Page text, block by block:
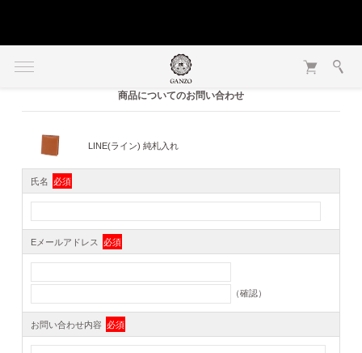
商品についてのお問い合わせ
LINE(ライン) 純札入れ
氏名 必須
Eメールアドレス 必須
（確認）
お問い合わせ内容 必須